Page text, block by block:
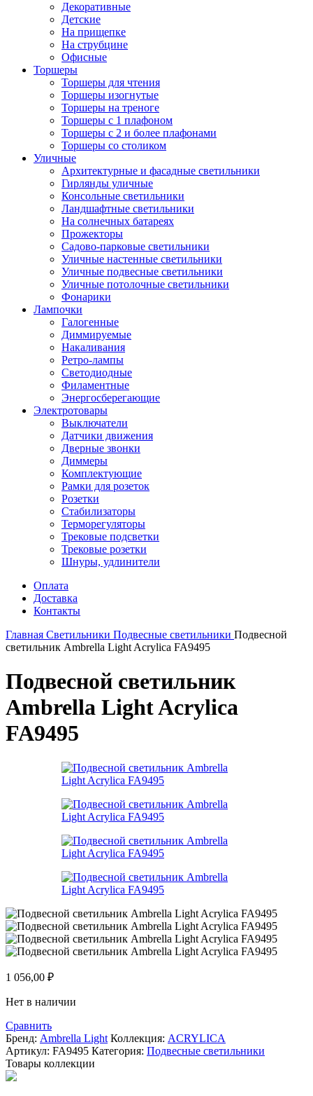
Декоративные
Детские
На прищепке
На струбцине
Офисные
Торшеры
Торшеры для чтения
Торшеры изогнутые
Торшеры на треноге
Торшеры с 1 плафоном
Торшеры с 2 и более плафонами
Торшеры со столиком
Уличные
Архитектурные и фасадные светильники
Гирлянды уличные
Консольные светильники
Ландшафтные светильники
На солнечных батареях
Прожекторы
Садово-парковые светильники
Уличные настенные светильники
Уличные подвесные светильники
Уличные потолочные светильники
Фонарики
Лампочки
Галогенные
Диммируемые
Накаливания
Ретро-лампы
Светодиодные
Филаментные
Энергосберегающие
Электротовары
Выключатели
Датчики движения
Дверные звонки
Диммеры
Комплектующие
Рамки для розеток
Розетки
Стабилизаторы
Терморегуляторы
Трековые подсветки
Трековые розетки
Шнуры, удлинители
Оплата
Доставка
Контакты
Главная Светильники Подвесные светильники Подвесной
светильник Ambrella Light Acrylica FA9495
Подвесной светильник
Ambrella Light Acrylica
FA9495
1 056,00 ₽
Нет в наличии
Сравнить
Бренд: Ambrella Light Коллекция: ACRYLICA
Артикул: FA9495 Категория: Подвесные светильники
Товары коллекции